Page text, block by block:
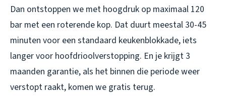
Dan ontstoppen we met hoogdruk op maximaal 120
bar met een roterende kop. Dat duurt meestal 30-45
minuten voor een standaard keukenblokkade, iets
langer voor hoofdrioolverstopping. En je krijgt 3
maanden garantie, als het binnen die periode weer
verstopt raakt, komen we gratis terug.